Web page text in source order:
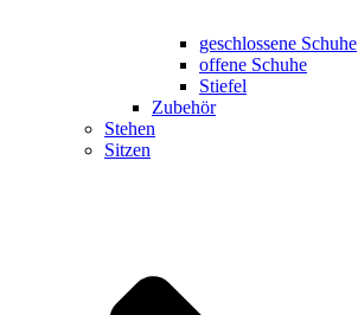
geschlossene Schuhe
offene Schuhe
Stiefel
Zubehör
Stehen
Sitzen